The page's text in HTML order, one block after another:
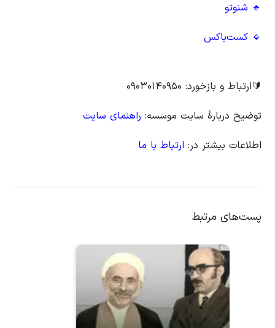
🔹 شنوتو
🔹 کست‌باکس
🔰ارتباط و بازخورد: ۰۹۰۳۰۱۴۰۹۵۰
توضیح دربارهٔ سایت موسسه: راهنمای سایت
اطلاعات بیشتر در: ارتباط با ما
پست‌های مرتبط